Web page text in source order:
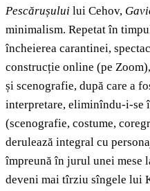
Pescărușului lui Cehov,
minimalism. Repetat în
încheierea carantinei,
construcție online (pe
și scenografie, după care a
interpretare, eliminîndu-i-se
(scenografie, costume,
derulează integral cu
împreună în jurul unei mese
deveni mai tîrziu sîngele lui